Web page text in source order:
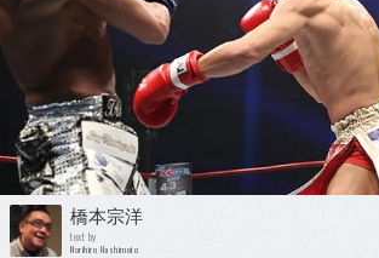
橋本宗洋
text by
Norihiro Hashimoto